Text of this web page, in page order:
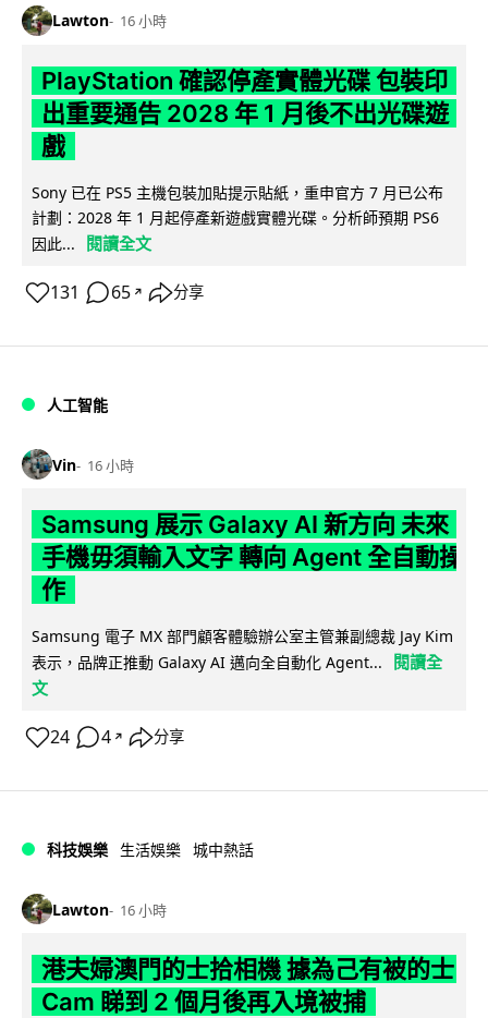
Lawton 16 小時
PlayStation 確認停產實體光碟 包裝印
出重要通告 2028 年 1 月後不出光碟遊
戲
Sony 已在 PS5 主機包裝加貼提示貼紙，重申官方 7 月已公布
計劃：2028 年 1 月起停產新遊戲實體光碟。分析師預期 PS6
因此...
閱讀全文
131 65 ↗ 分享
人工智能
Vin 16 小時
Samsung 展示 Galaxy AI 新方向 未來
手機毋須輸入文字 轉向 Agent 全自動操
作
Samsung 電子 MX 部門顧客體驗辦公室主管兼副總裁 Jay Kim
表示，品牌正推動 Galaxy AI 邁向全自動化 Agent...
閱讀全
文
24 4 ↗ 分享
科技娛樂 生活娛樂 城中熱話
Lawton 16 小時
港夫婦澳門的士拾相機 據為己有被的士
Cam 睇到 2 個月後再入境被捕